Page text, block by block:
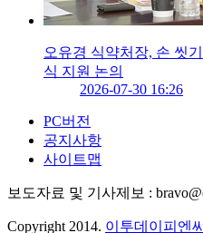
오유경 식약처장, 손 씻
식 지원 논의
2026-07-30 16:26
PC버전
공지사항
사이트맵
보도자료 및 기사제보 :
Copyright 2014. 이투데이피엔씨